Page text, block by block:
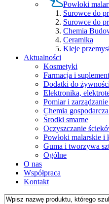
Powłoki
Surowce do
Surowce do
Chemia
Ceramika
Kleje
Aktualności
Kosmetyki
Farmacja i
Dodatki do żywności
Elektronika,
Pomiar i
Chemia
Środki smarne
Oczyszczanie
Powłoki malarskie i
Guma i tworzywa
Ogólne
O nas
Współpraca
Kontakt